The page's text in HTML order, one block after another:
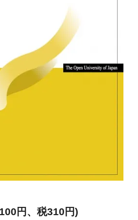
円、税310円)